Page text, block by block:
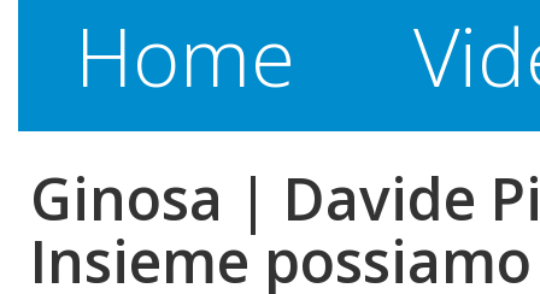
Home
Ginosa | Davide
Insieme